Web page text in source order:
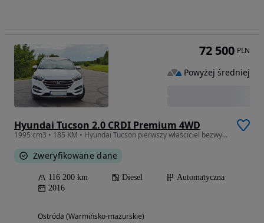
Hyundai Tucson 2.0 CRDI Premium 4WD
1995 cm3 • 185 KM • Hyundai Tucson pierwszy właściciel bezwypadkowy
Zweryfikowane dane
116 200 km Diesel
Automatyczna
2016
Ostróda (Warmińsko-mazurskie)
72 500 PLN
Powyżej średniej